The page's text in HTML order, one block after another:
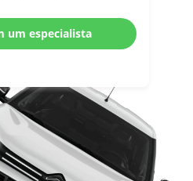
um especialista